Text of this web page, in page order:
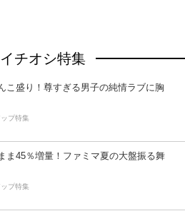
チオシ特集
こ盛り！尊すぎる男子の純情ラブに胸
プ特集
ま45％増量！ファミマ夏の大盤振る舞
プ特集